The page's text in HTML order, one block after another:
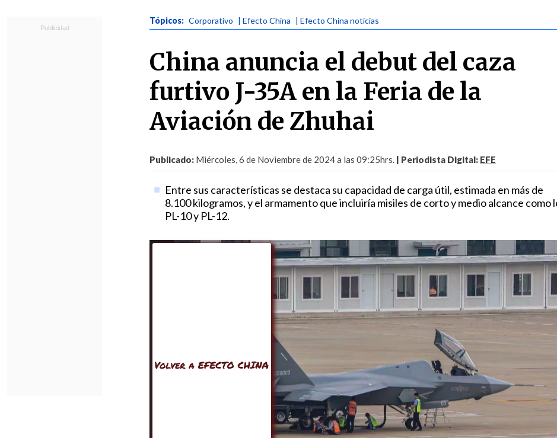
Tópicos: Corporativo | Efecto China | Efecto China noticias
China anuncia el debut del caza
furtivo J-35A en la Feria de la
Aviación de Zhuhai
Publicado: Miércoles, 6 de Noviembre de 2024 a las 09:25hrs. | Periodista Digital: EFE
Entre sus características se destaca su capacidad de carga útil, estimada en más de
8.100 kilogramos, y el armamento que incluiría misiles de corto y medio alcance como
PL-10 y PL-12.